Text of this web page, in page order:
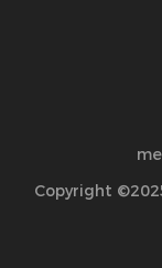
Copyright